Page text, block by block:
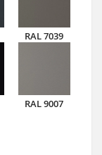
RAL 7039
RAL 9007